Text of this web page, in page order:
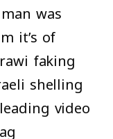
was
it’s of
faking
shelling
video